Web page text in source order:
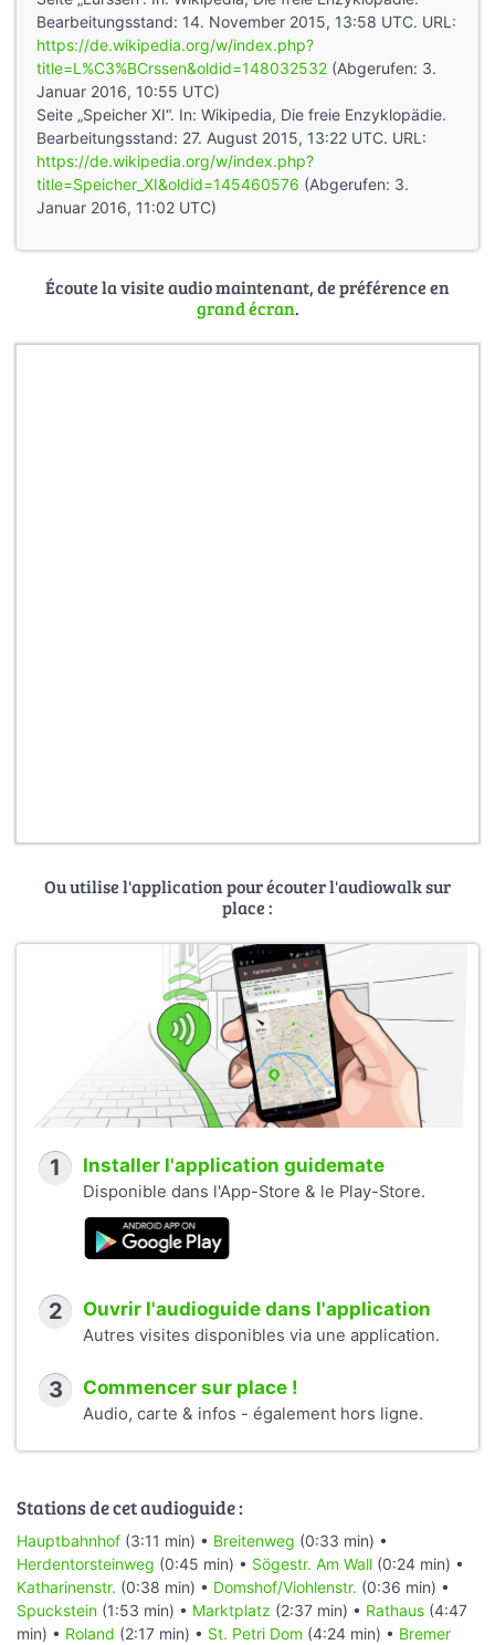
Bearbeitungsstand: 14. November 2015, 13:58 UTC. URL:
https://de.wikipedia.org/w/index.php?
title=L%C3%BCrssen&oldid=148032532 (Abgerufen: 3.
Januar 2016, 10:55 UTC)
Seite „Speicher XI“. In: Wikipedia, Die freie Enzyklopädie.
Bearbeitungsstand: 27. August 2015, 13:22 UTC. URL:
https://de.wikipedia.org/w/index.php?
title=Speicher_XI&oldid=145460576 (Abgerufen: 3.
Januar 2016, 11:02 UTC)
Écoute la visite audio maintenant, de préférence en
grand écran.
Ou utilise l'application pour écouter l'audiowalk sur
place :
1 Installer l'application guidemate
Disponible dans l'App-Store & le Play-Store.
2 Ouvrir l'audioguide dans l'application
Autres visites disponibles via une application.
3 Commencer sur place !
Audio, carte & infos - également hors ligne.
Stations de cet audioguide :
Hauptbahnhof (3:11 min) • Breitenweg (0:33 min) •
Herdentorsteinweg (0:45 min) • Sögestr. Am Wall (0:24 min) •
Katharinenstr. (0:38 min) • Domshof/Viohlenstr. (0:36 min) •
Spuckstein (1:53 min) • Marktplatz (2:37 min) • Rathaus (4:47
min) • Roland (2:17 min) • St. Petri Dom (4:24 min) • Bremer